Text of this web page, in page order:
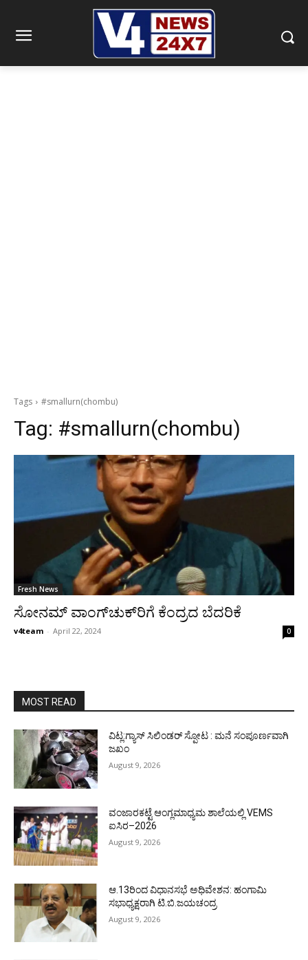
Tags #smallurn(chombu)
Tag: #smallurn(chombu)
Fresh News
ಸೋನಮ್ ವಾಂಗ್‍ಚುಕ್‍ರಿಗೆ ಕೆಂದ್ರದ ಬೆದರಿಕೆ
v4team - April 22, 2024 0
MOST READ
ವಿಟ್ಲ:ಗ್ಯಾಸ್ ಸಿಲಿಂಡರ್ ಸ್ಪೋಟ : ಮನೆ ಸಂಪೂರ್ಣವಾಗಿ
ಜಖಂ
August 9, 2026
ವಂಜಾರಕಟ್ಟೆ ಆಂಗ್ಲಮಾಧ್ಯಮ ಶಾಲೆಯಲ್ಲಿ VEMS
ಐಸಿರ–2026
August 9, 2026
ಆ.13ರಿಂದ ವಿಧಾನಸಭೆ ಅಧಿವೇಶನ: ಹಂಗಾಮಿ
ಸಭಾಧ್ಯಕ್ಷರಾಗಿ ಟಿ.ಬಿ.ಜಯಚಂದ್ರ
August 9, 2026